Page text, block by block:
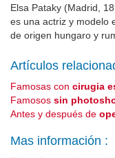
Elsa Pataky (Madrid,
es una actriz y modelo
de origen hungaro y
Artículos
Famosas con cirugia
Famosos sin
Antes y después de
Mas información :